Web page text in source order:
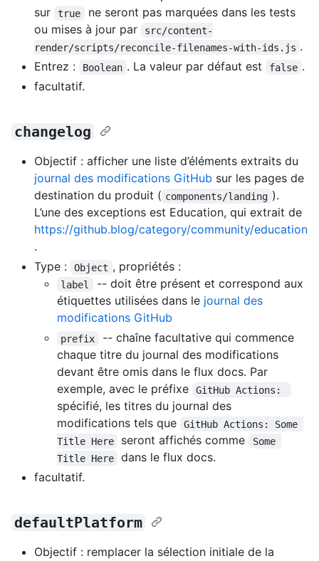
sur
true
ne seront pas marquées dans les tests
ou mises à jour par
src/content-
render/scripts/reconcile-filenames-with-ids.js .
Entrez :
Boolean . La valeur par défaut est false .
facultatif.
changelog
Objectif : afficher une liste d’éléments extraits du
journal des modifications GitHub sur les pages de
destination du produit ( components/landing ).
L’une des exceptions est Education, qui extrait de
https://github.blog/category/community/education
.
Type :
Object , propriétés :
label
-- doit être présent et correspond aux
étiquettes utilisées dans le journal des
modifications GitHub
prefix
-- chaîne facultative qui commence
chaque titre du journal des modifications
devant être omis dans le flux docs. Par
exemple, avec le préfixe
GitHub Actions:
spécifié, les titres du journal des
modifications tels que
GitHub Actions: Some
Title Here
seront affichés comme
Some
Title Here
dans le flux docs.
facultatif.
defaultPlatform
Objectif : remplacer la sélection initiale de la